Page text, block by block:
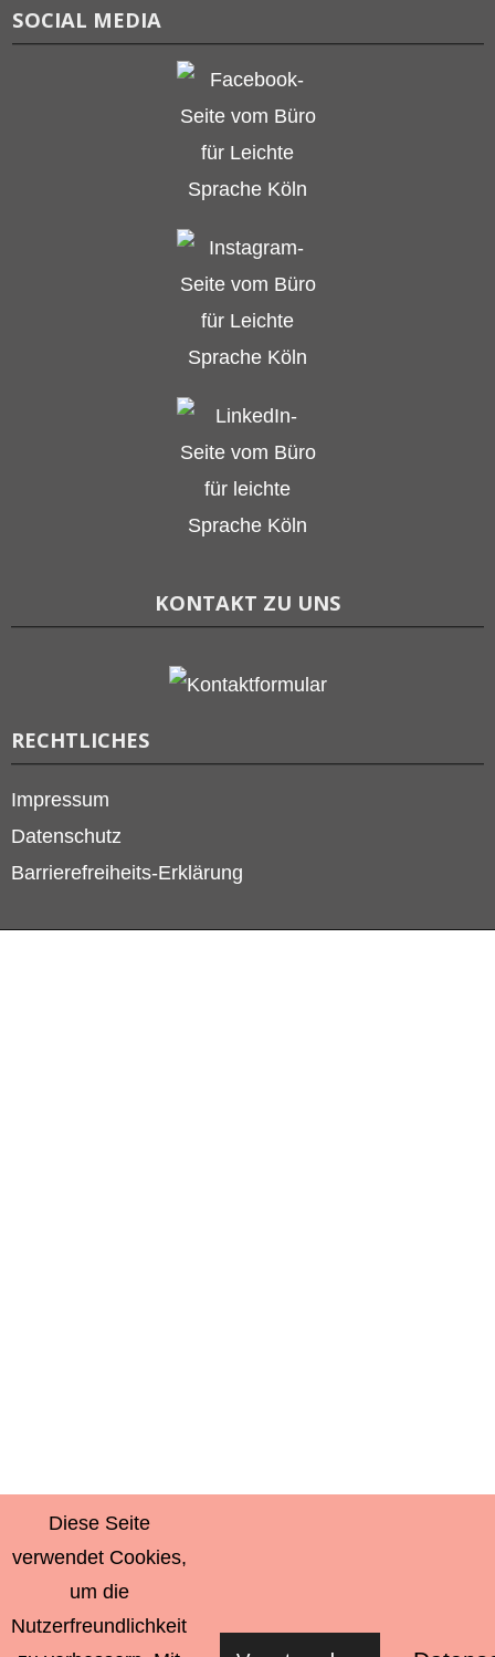
SOCIAL MEDIA
KONTAKT ZU UNS
RECHTLICHES
Impressum
Datenschutz
Barrierefreiheits-Erklärung
Diese Seite
verwendet Cookies,
um die
Nutzerfreundlichkeit